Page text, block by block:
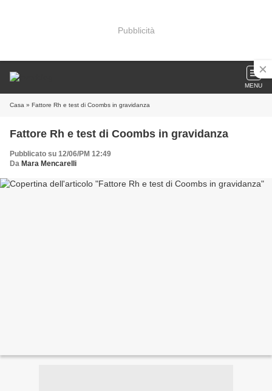
Pubblicità
MENU
Casa » Fattore Rh e test di Coombs in gravidanza
Fattore Rh e test di Coombs in gravidanza
Pubblicato su 12/06/PM 12:49
Da Mara Mencarelli